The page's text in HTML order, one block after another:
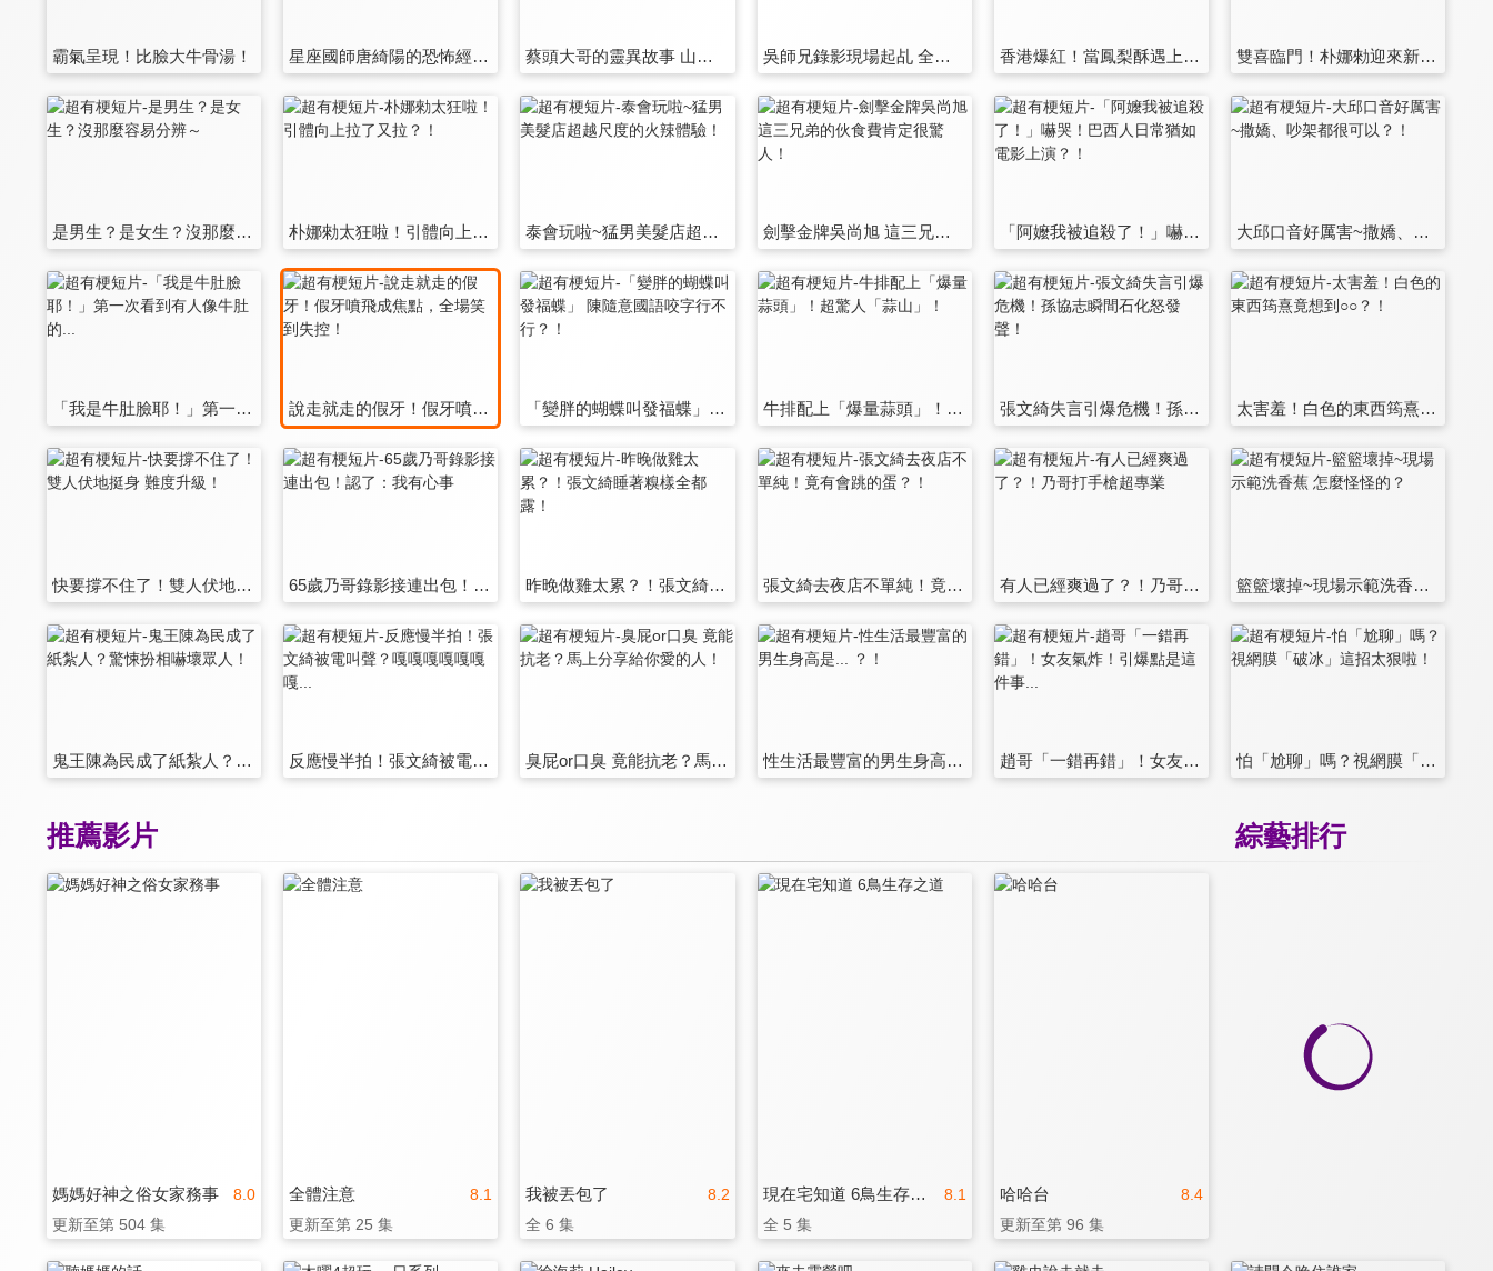
霸氣呈現！比臉大牛骨湯！ 星座國師唐綺陽的恐怖經歷遇到女鬼惡作劇將表妹隱身 蔡頭大哥的靈異故事 山難者被救出後居然一絲不掛 吳師兄錄影現場起乩 全程矇眼猜中車號又開車太神奇 香港爆紅！當鳳梨酥遇上蛋塔~超欠吃！ 雙喜臨門！朴娜勑迎來新戀情~趕進度結婚生子？！
是男生？是女生？沒那麼容易分辨～ 朴娜勑太狂啦！引體向上拉了又拉？！ 泰會玩啦~猛男美髮店超越尺度的火辣體驗！ 劍擊金牌吳尚旭 這三兄弟的伙食費肯定很驚人！ 「阿嬤我被追殺了！」嚇哭！巴西人日常猶如電影上演？！ 大邱口音好厲害~撒嬌、吵架都很可以？！
「我是牛肚臉耶！」第一次看到有人像牛肚的... 說走就走的假牙！假牙噴飛成焦點，全場笑到失控！ 「變胖的蝴蝶叫發福蝶」 陳隨意國語咬字行不行？！ 牛排配上「爆量蒜頭」！超驚人「蒜山」！ 張文綺失言引爆危機！孫協志瞬間石化怒發聲！ 太害羞！白色的東西筠熹竟想到○○？！
快要撐不住了！雙人伏地挺身 難度升級！ 65歲乃哥錄影接連出包！認了：我有心事 昨晚做雞太累？！張文綺睡著糗樣全都露！ 張文綺去夜店不單純！竟有會跳的蛋？！ 有人已經爽過了？！乃哥打手槍超專業 籃籃壞掉~現場示範洗香蕉 怎麼怪怪的？
鬼王陳為民成了紙紮人？驚悚扮相嚇壞眾人！ 反應慢半拍！張文綺被電叫聲？嘎嘎嘎嘎嘎嘎嘎... 臭屁or口臭 竟能抗老？馬上分享給你愛的人！ 性生活最豐富的男生身高是... ？！ 趙哥「一錯再錯」！女友氣炸！引爆點是這件事... 怕「尬聊」嗎？視網膜「破冰」這招太狠啦！
綜藝排行
推薦影片
8.0
媽媽好神之俗女家務事
更新至第 504 集
8.1
全體注意
更新至第 25 集
8.2
我被丟包了
全 6 集
8.1
現在宅知道 6鳥生存之道
全 5 集
8.4
哈哈台
更新至第 96 集